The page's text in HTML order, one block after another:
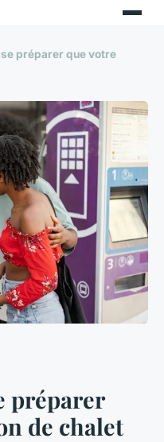
préparer que votre
préparer
de chalet